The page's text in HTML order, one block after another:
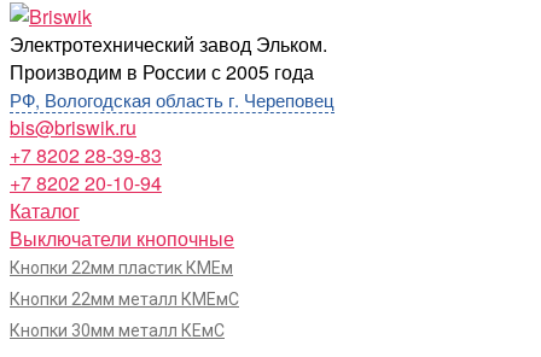
Briswik
Электротехнический завод Эльком.
Производим в России с 2005 года
РФ, Вологодская область г. Череповец
bis@briswik.ru
+7 8202 28-39-83
+7 8202 20-10-94
Каталог
Выключатели кнопочные
Кнопки 22мм пластик КМЕм
Кнопки 22мм металл КМЕмС
Кнопки 30мм металл КЕмС